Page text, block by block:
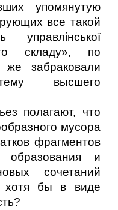
упомянутую
все такой
складу», по
же забраковали
высшего
полагают, что
мусора
фрагментов
образования и
сочетаний
хотя бы в виде